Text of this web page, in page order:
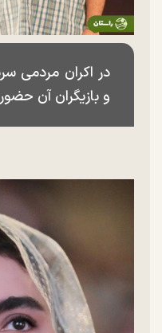
در اکران مردمی
و بازیگران آن